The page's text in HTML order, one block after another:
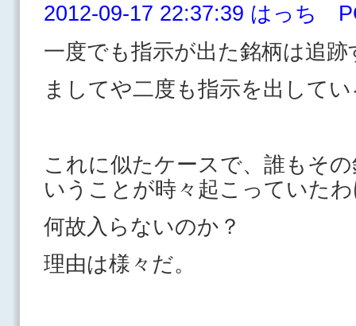
2012-09-17 22:37:39 はっち
一度でも指示が出た銘柄は追
ましてや二度も指示を出して
これに似たケースで、誰もそ
いうことが時々起こっていた
何故入らないのか？
理由は様々だ。